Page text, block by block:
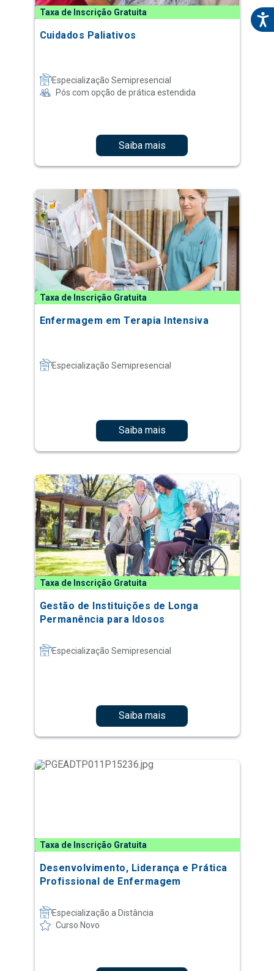
Taxa de Inscrição Gratuita
Cuidados Paliativos
Especialização Semipresencial
Pós com opção de prática estendida
Saiba mais
Taxa de Inscrição Gratuita
Enfermagem em Terapia Intensiva
Especialização Semipresencial
Saiba mais
Taxa de Inscrição Gratuita
Gestão de Instituições de Longa
Permanência para Idosos
Especialização Semipresencial
Saiba mais
Taxa de Inscrição Gratuita
Desenvolvimento, Liderança e Prática
Profissional de Enfermagem
Especialização a Distância
Curso Novo